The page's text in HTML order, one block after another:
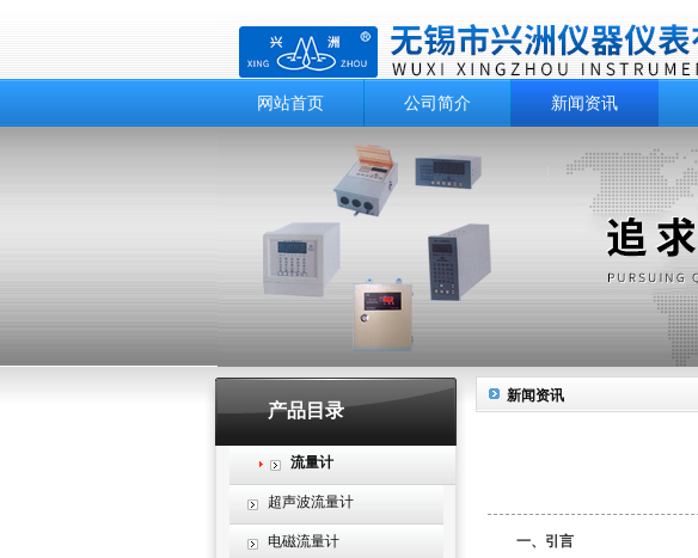
网站首页 公司简介 新闻资讯
产品目录
流量计
超声波流量计
电磁流量计
新闻资讯
一、引言